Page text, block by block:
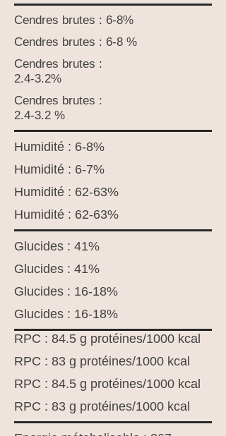
Cendres brutes : 6-8%
Cendres brutes : 6-8 %
Cendres brutes :
2.4-3.2%
Cendres brutes :
2.4-3.2 %
Humidité : 6-8%
Humidité : 6-7%
Humidité : 62-63%
Humidité : 62-63%
Glucides : 41%
Glucides : 41%
Glucides : 16-18%
Glucides : 16-18%
RPC : 84.5 g protéines/1000 kcal
RPC : 83 g protéines/1000 kcal
RPC : 84.5 g protéines/1000 kcal
RPC : 83 g protéines/1000 kcal